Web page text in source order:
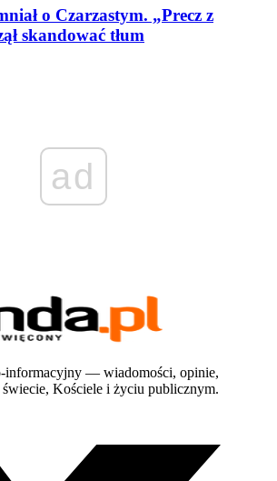
o Czarzastym. „Precz z
skandować tłum
ad
informacyjny — wiadomości, opinie,
świecie, Kościele i życiu publicznym.